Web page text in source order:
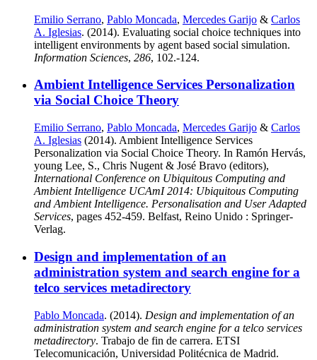
Emilio Serrano, Pablo Moncada, Mercedes Garijo & Carlos
A. Iglesias. (2014). Evaluating social choice techniques into
intelligent environments by agent based social simulation.
Information Sciences, 286, 102.-124.
Ambient Intelligence Services Personalization
via Social Choice Theory
Emilio Serrano, Pablo Moncada, Mercedes Garijo & Carlos
A. Iglesias (2014). Ambient Intelligence Services
Personalization via Social Choice Theory. In Ramón Hervás,
young Lee, S., Chris Nugent & José Bravo (editors),
International Conference on Ubiquitous Computing and
Ambient Intelligence UCAmI 2014: Ubiquitous Computing
and Ambient Intelligence. Personalisation and User Adapted
Services, pages 452-459. Belfast, Reino Unido : Springer-
Verlag.
Design and implementation of an
administration system and search engine for a
telco services metadirectory
Pablo Moncada. (2014). Design and implementation of an
administration system and search engine for a telco services
metadirectory. Trabajo de fin de carrera. ETSI
Telecomunicación, Universidad Politécnica de Madrid.